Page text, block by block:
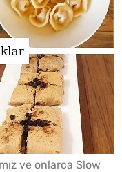
ve onlarca Slow